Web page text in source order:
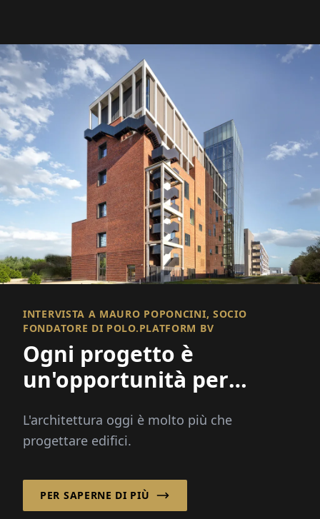
INTERVISTA A MAURO POPONCINI, SOCIO
FONDATORE DI POLO.PLATFORM BV
Ogni progetto è
un'opportunità per
rafforzare una comunità!
L'architettura oggi è molto più che
progettare edifici.
PER SAPERNE DI PIÙ